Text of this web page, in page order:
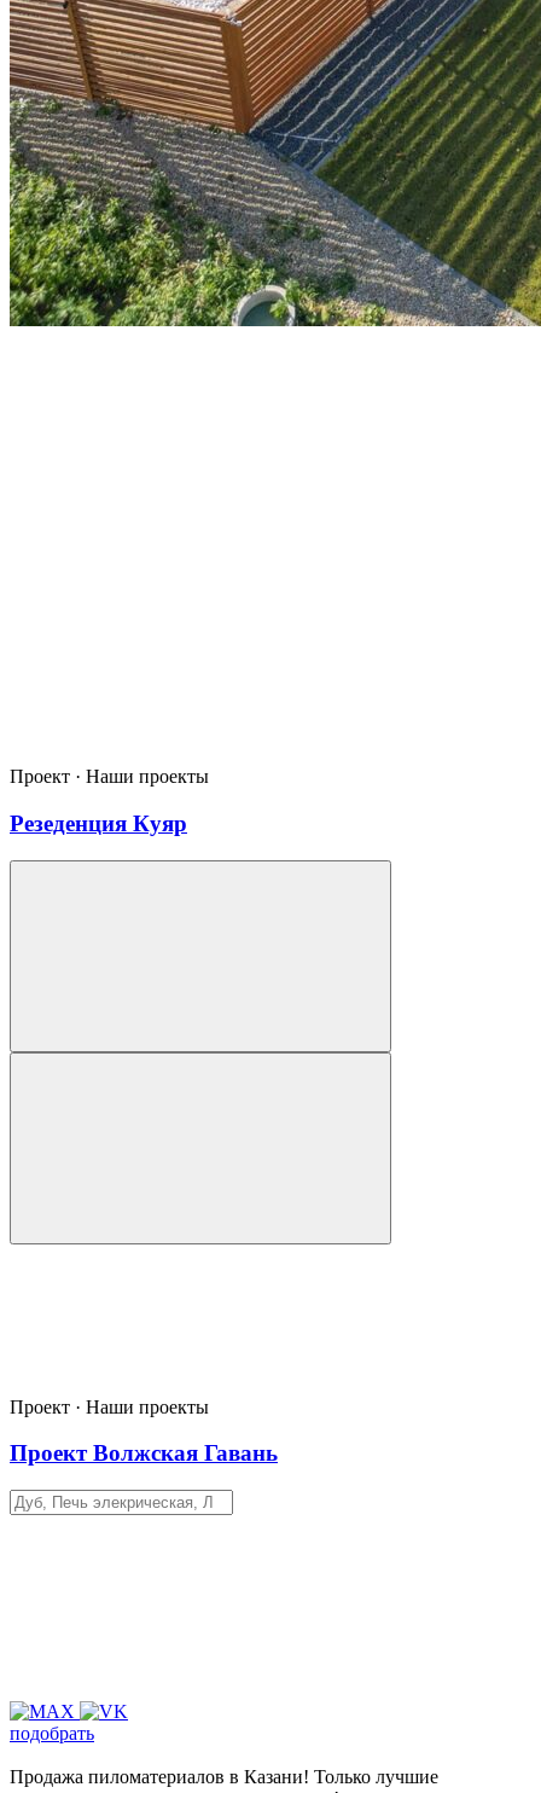
Проект · Наши проекты
Резеденция Куяр
Проект · Наши проекты
Проект Волжская Гавань
подобрать
Продажа пиломатериалов в Казани! Только лучшие